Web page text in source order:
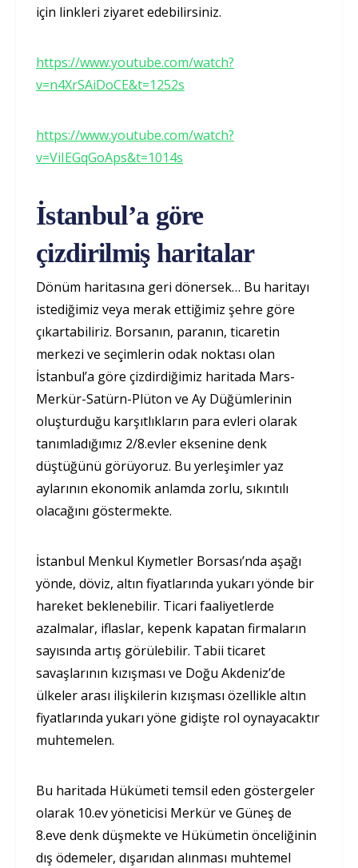
için linkleri ziyaret edebilirsiniz.
https://www.youtube.com/watch?
v=n4XrSAiDoCE&t=1252s
https://www.youtube.com/watch?
v=ViIEGqGoAps&t=1014s
İstanbul’a göre
çizdirilmiş haritalar
Dönüm haritasına geri dönersek… Bu haritayı
istediğimiz veya merak ettiğimiz şehre göre
çıkartabiliriz. Borsanın, paranın, ticaretin
merkezi ve seçimlerin odak noktası olan
İstanbul’a göre çizdirdiğimiz haritada Mars-
Merkür-Satürn-Plüton ve Ay Düğümlerinin
oluşturduğu karşıtlıkların para evleri olarak
tanımladığımız 2/8.evler eksenine denk
düştüğünü görüyoruz. Bu yerleşimler yaz
aylarının ekonomik anlamda zorlu, sıkıntılı
olacağını göstermekte.
İstanbul Menkul Kıymetler Borsası’nda aşağı
yönde, döviz, altın fiyatlarında yukarı yönde bir
hareket beklenebilir. Ticari faaliyetlerde
azalmalar, iflaslar, kepenk kapatan firmaların
sayısında artış görülebilir. Tabii ticaret
savaşlarının kızışması ve Doğu Akdeniz’de
ülkeler arası ilişkilerin kızışması özellikle altın
fiyatlarında yukarı yöne gidişte rol oynayacaktır
muhtemelen.
Bu haritada Hükümeti temsil eden göstergeler
olarak 10.ev yöneticisi Merkür ve Güneş de
8.eve denk düşmekte ve Hükümetin önceliğinin
dış ödemeler, dışarıdan alınması muhtemel